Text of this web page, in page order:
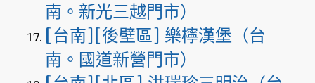
南。新光三越門市）
[台南][後壁區] 樂檸漢堡（台
南。國道新營門市）